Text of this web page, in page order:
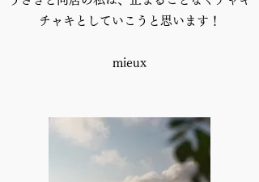
チャキとしていこうと思います！
mieux